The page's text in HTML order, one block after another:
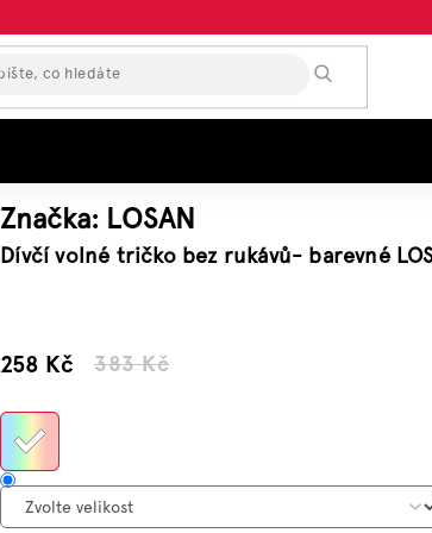
Dívčí volné tričko bez rukávů- barevné
Značka: LOSAN
383 Kč
258 Kč Měrná